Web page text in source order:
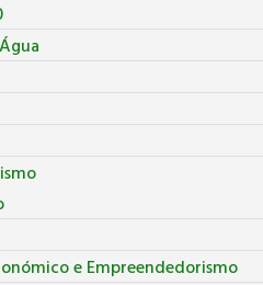
e Empreendedorismo